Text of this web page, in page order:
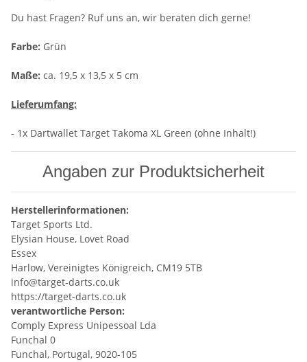
Du hast Fragen? Ruf uns an, wir beraten dich gerne!
Farbe: Grün
Maße: ca. 19,5 x 13,5 x 5 cm
Lieferumfang:
- 1x Dartwallet Target Takoma XL Green (ohne Inhalt!)
Angaben zur Produktsicherheit
Herstellerinformationen:
Target Sports Ltd.
Elysian House, Lovet Road
Essex
Harlow, Vereinigtes Königreich, CM19 5TB
info@target-darts.co.uk
https://target-darts.co.uk
verantwortliche Person:
Comply Express Unipessoal Lda
Funchal 0
Funchal, Portugal, 9020-105